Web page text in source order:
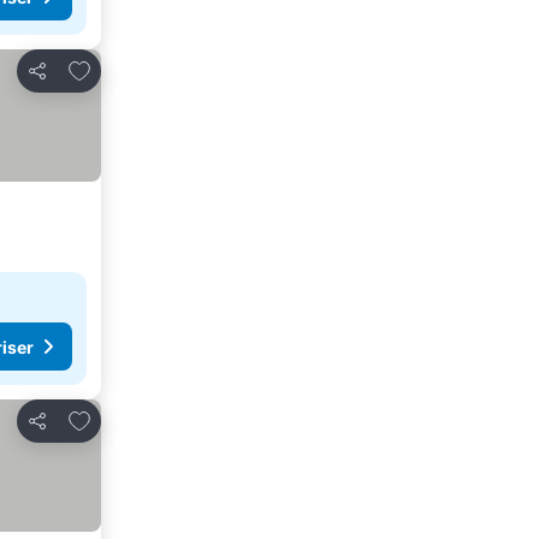
Del
Føj til favoritter
Del
Føj til favoritter